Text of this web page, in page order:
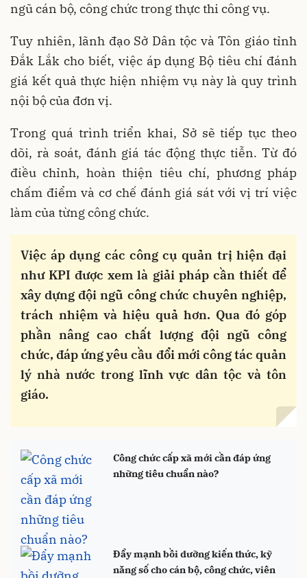
ngũ cán bộ, công chức trong thực thi công vụ.
Tuy nhiên, lãnh đạo Sở Dân tộc và Tôn giáo tỉnh
Đắk Lắk cho biết, việc áp dụng Bộ tiêu chí đánh
giá kết quả thực hiện nhiệm vụ này là quy trình
nội bộ của đơn vị.
Trong quá trình triển khai, Sở sẽ tiếp tục theo
dõi, rà soát, đánh giá tác động thực tiễn. Từ đó
điều chỉnh, hoàn thiện tiêu chí, phương pháp
chấm điểm và cơ chế đánh giá sát với vị trí việc
làm của từng công chức.
Việc áp dụng các công cụ quản trị hiện đại
như KPI được xem là giải pháp cần thiết để
xây dựng đội ngũ công chức chuyên nghiệp,
trách nhiệm và hiệu quả hơn. Qua đó góp
phần nâng cao chất lượng đội ngũ công
chức, đáp ứng yêu cầu đổi mới công tác quản
lý nhà nước trong lĩnh vực dân tộc và tôn
giáo.
Công chức cấp xã mới cần đáp ứng
những tiêu chuẩn nào?
Đẩy mạnh bồi dưỡng kiến thức, kỹ
năng số cho cán bộ, công chức, viên